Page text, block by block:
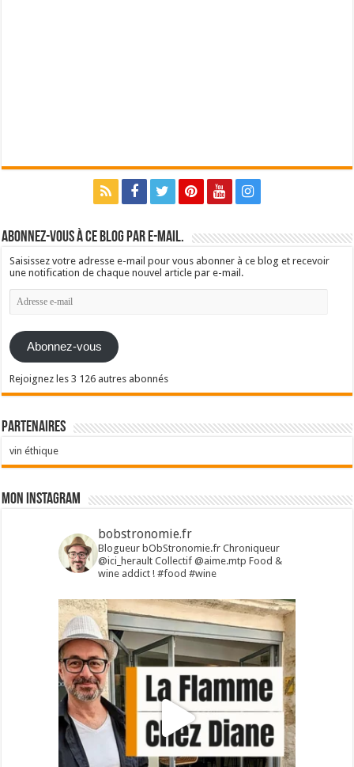
Abonnez-vous à ce blog par e-mail.
Saisissez votre adresse e-mail pour vous abonner à ce blog et recevoir
une notification de chaque nouvel article par e-mail.
Adresse
e-
Abonnez-vous
Rejoignez les 3 126 autres abonnés
Partenaires
vin éthique
Mon Instagram
bobstronomie.fr
Blogueur bObStronomie.fr Chroniqueur
@ici_heraultCollectif @aime.mtp Food &
wine addict !#food #wine